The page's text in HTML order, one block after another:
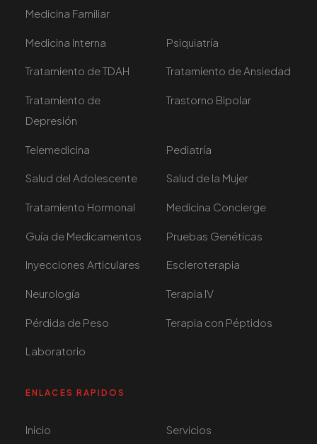
Medicina Familiar
Medicina Interna Psiquiatría
Tratamiento de TDAH Tratamiento de Ansiedad
Tratamiento de
Depresión
Trastorno Bipolar
Telemedicina Pediatría
Salud del Adolescente Salud de la Mujer
Tratamiento Hormonal Medicina Concierge
Guía de Medicamentos Pruebas Genéticas
Inyecciones Articulares Escleroterapia
Neurología Terapia IV
Pérdida de Peso Terapia con Péptidos
Laboratorio
ENLACES RAPIDOS
Inicio Servicios